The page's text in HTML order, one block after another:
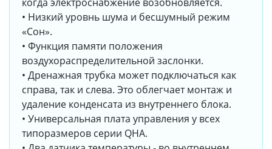
когда электроснабжение возобновляется.
• Низкий уровнь шума и бесшумный режим
«Сон».
• Функция памяти положения
воздухораспределительной заслонки.
• Дренажная трубка может подключаться как
справа, так и слева. Это облегчает монтаж и
удаление конденсата из внутреннего блока.
• Универсальная плата управления у всех
типоразмеров серии QHA.